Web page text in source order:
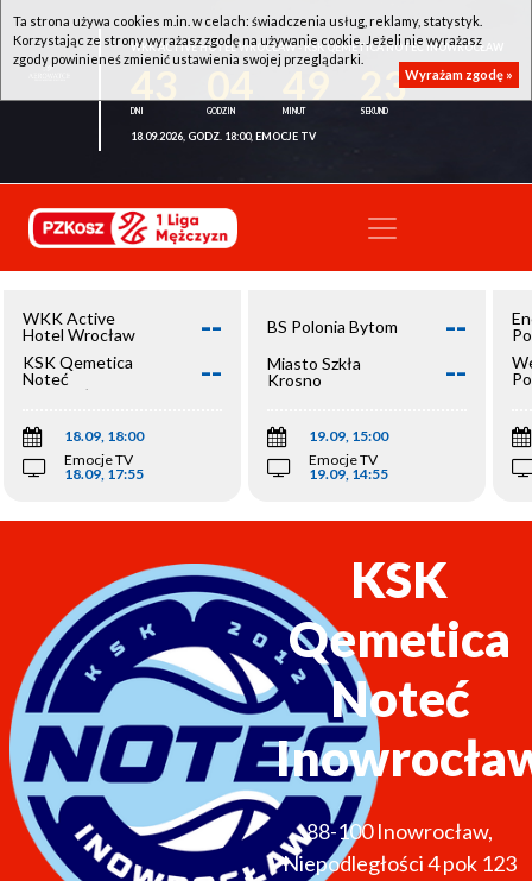
WKK ACTIVE HOTEL WROCŁAW - KSK QEMETICA NOTEĆ INOWROCŁAW
23
18.09.2026, GODZ. 18:00, EMOCJE TV
WKK Active
Hotel Wrocław
--
KSK Qemetica
Noteć
Inowrocław
--
18.09, 18:00
Emocje TV
18.09, 17:55
BS Polonia Bytom --
Miasto Szkła
Krosno
--
19.09, 15:00
Emocje TV
19.09, 14:55
KSK
Qemetica
Noteć
88-100Inowrocław,
Niepodległości 4 pok 123
Ta strona używa cookies m.in. w celach: świadczenia usług, reklamy, statystyk.
Korzystając ze strony wyrażasz zgodę na używanie cookie. Jeżeli nie wyrażasz
zgody powinieneś zmienić ustawienia swojej przeglądarki.
Wyrażam zgodę »